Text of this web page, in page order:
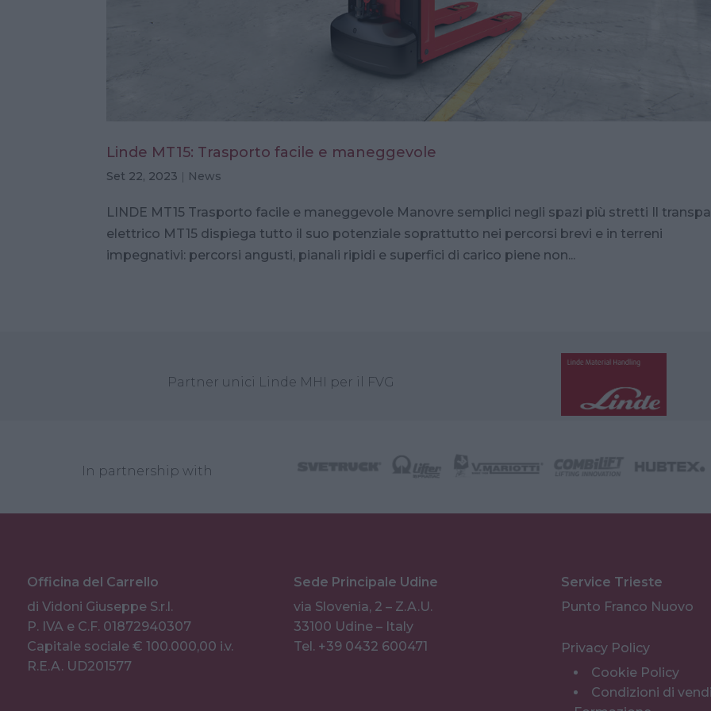
Linde MT15: Trasporto facile e maneggevole
Set 22, 2023 | News
LINDE MT15 Trasporto facile e maneggevole Manovre semplici negli spazi più stretti Il
elettrico MT15 dispiega tutto il suo potenziale soprattutto nei percorsi brevi e in terreni
impegnativi: percorsi angusti, pianali ripidi e superfici di carico piene non...
Partner unici Linde MHI per il FVG
In partnership with
Officina del Carrello
di Vidoni Giuseppe S.r.l.
P. IVA e C.F. 01872940307
Capitale sociale € 100.000,00 i.v.
R.E.A. UD201577
Sede Principale Udine
via Slovenia, 2 – Z.A.U.
33100 Udine – Italy
Tel. +39 0432 600471
Service Trieste
Punto Franco Nuovo
Privacy Policy
Cookie Policy
Condizioni di